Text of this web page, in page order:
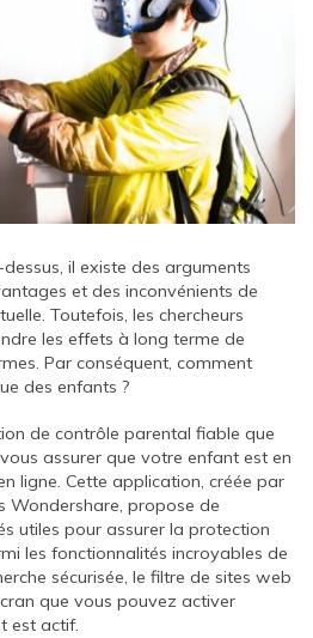
il existe des arguments
et des inconvénients de
Toutefois, les chercheurs
les effets à long terme de
Par conséquent, comment
des enfants ?
de contrôle parental fiable que
assurer que votre enfant est en
ligne. Cette application, créée par
Wondershare, propose de
utiles pour assurer la protection
les fonctionnalités incroyables de
sécurisée, le filtre de sites web
que vous pouvez activer
est actif.